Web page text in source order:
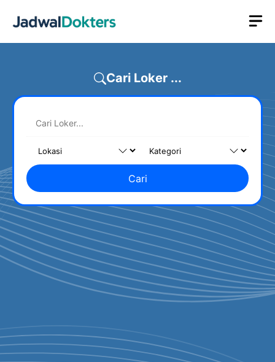
Cari Loker ...
Cari